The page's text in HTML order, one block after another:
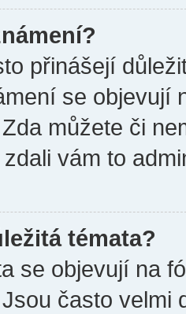
přinášejí
se objevují
můžete či
vám to
témata?
se objevují na
často velmi